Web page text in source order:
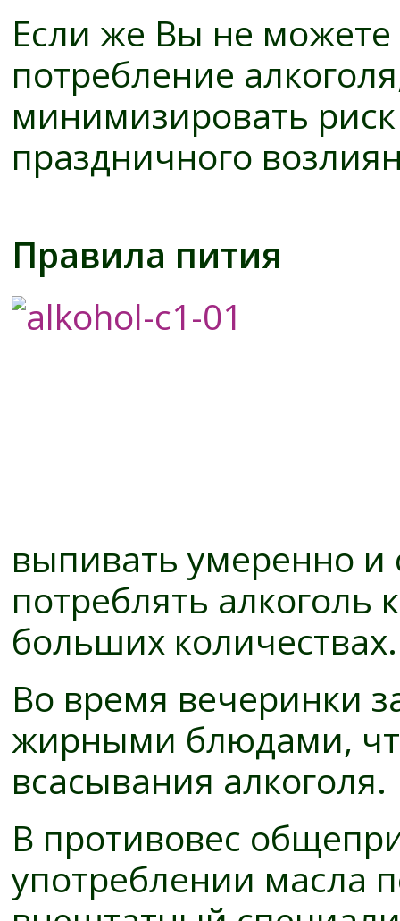
Если же Вы не
потребление
минимизировать
праздничного
Правила пития
выпивать умеренно
потреблять
больших количествах.
Во время вечеринки
жирными блюдами,
всасывания алкоголя.
В противовес
употреблении масла